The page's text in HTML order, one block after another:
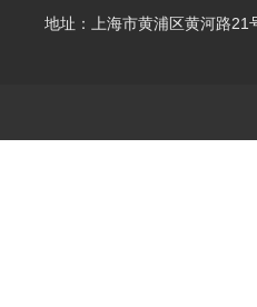
地址：上海市黄浦区黄河路21